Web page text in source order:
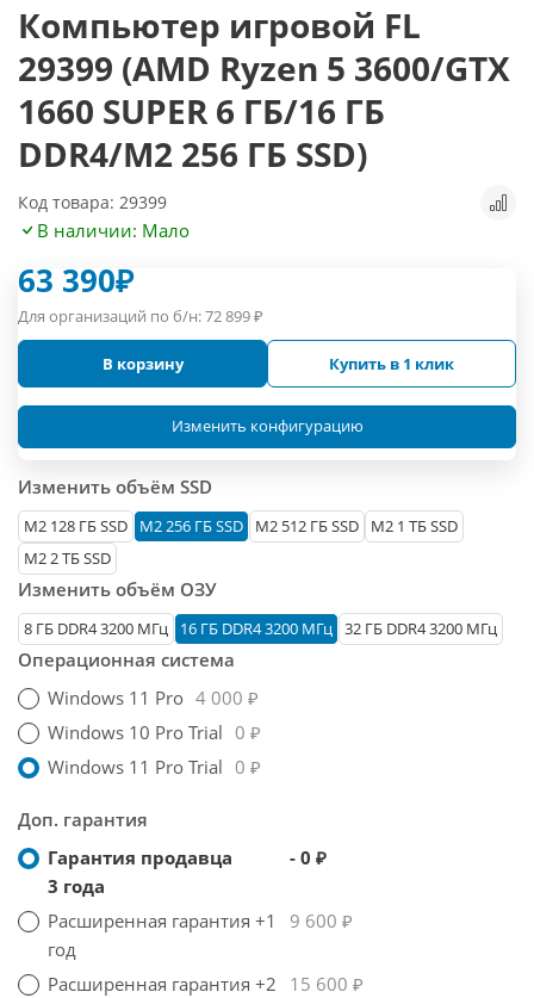
Компьютер игровой FL
29399 (AMD Ryzen 5 3600/GTX
1660 SUPER 6 ГБ/16 ГБ
DDR4/M2 256 ГБ SSD)
Код товара: 29399
В наличии: Мало
63 390₽
Для организаций по б/н:72 899₽
В корзину Купить в 1 клик
Изменить конфигурацию
Изменить объём SSD
М2 128 ГБ SSD M2 256 ГБ SSD M2 512 ГБ SSD
M2 1 ТБ SSD
M2 2 ТБ SSD
Изменить объём ОЗУ
8 ГБ DDR4 3200 МГц 16 ГБ DDR4 3200 МГц 32 ГБ DDR4 3200 МГц
Операционная система
Windows 11 Pro 4 000 ₽
Windows 10 Pro Trial 0 ₽
Windows 11 Pro Trial 0 ₽
Доп. гарантия
Гарантия продавца
3 года
- 0 ₽
Расширенная гарантия +1
год
9 600 ₽
Расширенная гарантия +2
15 600 ₽